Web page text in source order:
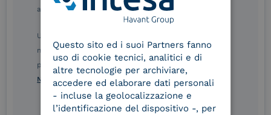
Service Provider e
Aggregatore SPID
Aggregatore CIE
Conservatore
qualificato
UNI EN ISO 37001
annullamento sottoscrizione, in qualsiasi e-mail.
Ulteriori informazioni sulle procedure sono disponibili
nelle Norme di tutela della privacy INTESA. Inoltrando il
presente modulo, dichiaro di aver letto e compreso le
Norme di tutela della privacy INTESA.
ITALIAN
Questo sito ed i suoi Partners fanno
uso di cookie tecnici, analitici e di
altre tecnologie per archiviare,
accedere ed elaborare dati personali
- incluse la geolocalizzazione e
l’identificazione del dispositivo -, per